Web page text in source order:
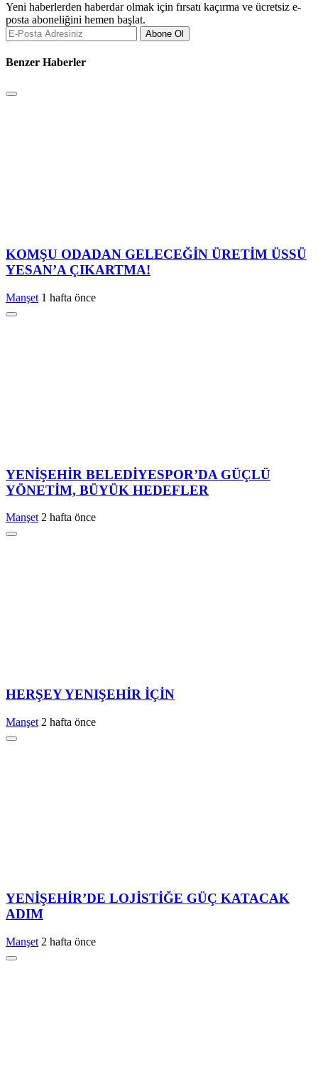
Yeni haberlerden haberdar olmak için fırsatı kaçırma ve ücretsiz e-
posta aboneliğini hemen başlat.
Abone Ol
Benzer Haberler
KOMŞU ODADAN GELECEĞİN ÜRETİM ÜSSÜ
YESAN’A ÇIKARTMA!
Manşet 1 hafta önce
YENİŞEHİR BELEDİYESPOR’DA GÜÇLÜ
YÖNETİM, BÜYÜK HEDEFLER
Manşet 2 hafta önce
HERŞEY YENIŞEHİR İÇİN
Manşet 2 hafta önce
YENİŞEHİR’DE LOJİSTİĞE GÜÇ KATACAK
ADIM
Manşet 2 hafta önce